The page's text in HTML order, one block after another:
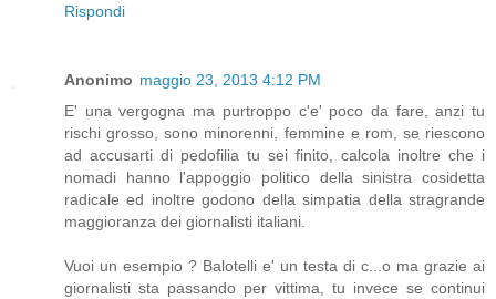
Rispondi
Anonimo maggio 23, 2013 4:12 PM
E' una vergogna ma purtroppo c'e' poco da fare, anzi tu
rischi grosso, sono minorenni, femmine e rom, se riescono
ad accusarti di pedofilia tu sei finito, calcola inoltre che i
nomadi hanno l'appoggio politico della sinistra cosidetta
radicale ed inoltre godono della simpatia della stragrande
maggioranza dei giornalisti italiani.
Vuoi un esempio ? Balotelli e' un testa di c...o ma grazie ai
giornalisti sta passando per vittima, tu invece se continui